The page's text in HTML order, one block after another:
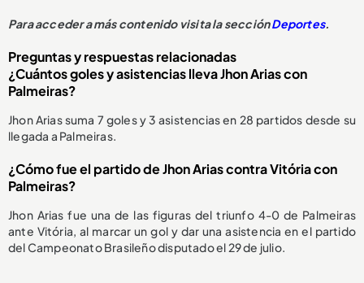
Para acceder a más contenido visita la secciónDeportes.
Preguntas y respuestas relacionadas
¿Cuántos goles y asistencias lleva Jhon Arias con
Palmeiras?
Jhon Arias suma 7 goles y 3 asistencias en 28 partidos desde su
llegada a Palmeiras.
¿Cómo fue el partido de Jhon Arias contra Vitória con
Palmeiras?
Jhon Arias fue una de las figuras del triunfo 4-0 de Palmeiras
ante Vitória, al marcar un gol y dar una asistencia en el partido
del Campeonato Brasileño disputado el 29 de julio.